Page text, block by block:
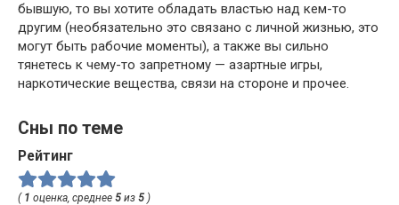
бывшую, то вы хотите обладать властью над кем-то
другим (необязательно это связано с личной жизнью, это
могут быть рабочие моменты), а также вы сильно
тянетесь к чему-то запретному — азартные игры,
наркотические вещества, связи на стороне и прочее.
Сны по теме
Рейтинг
( 1 оценка, среднее 5 из 5 )